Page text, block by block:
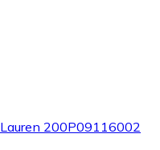
200P09116002